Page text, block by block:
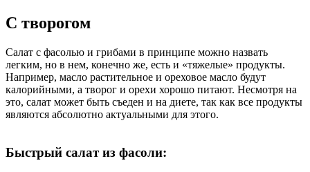
С творогом
Салат с фасолью и грибами в принципе можно назвать
легким, но в нем, конечно же, есть и «тяжелые» продукты.
Например, масло растительное и ореховое масло будут
калорийными, а творог и орехи хорошо питают. Несмотря на
это, салат может быть съеден и на диете, так как все продукты
являются абсолютно актуальными для этого.
Быстрый салат из фасоли: